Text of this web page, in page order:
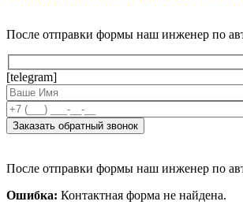
После отправки формы наш инженер по
[telegram]
После отправки формы наш инженер по
Ошибка: Контактная форма не найдена.